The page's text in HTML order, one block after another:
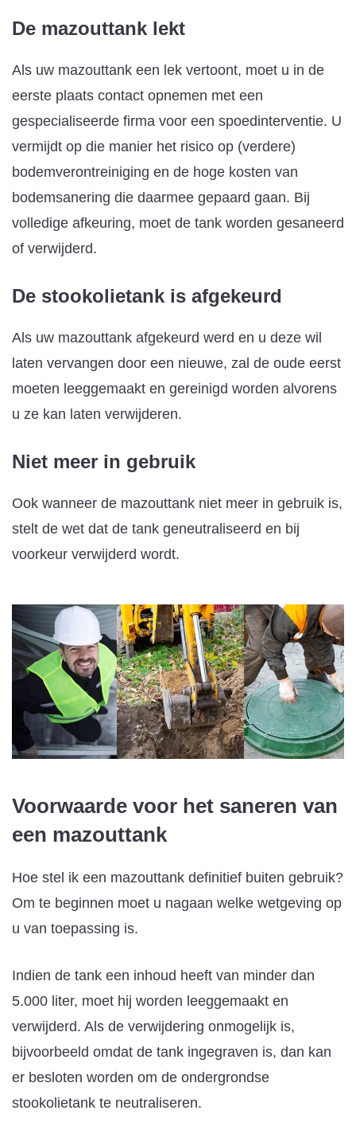
De mazouttank lekt
Als uw mazouttank een lek vertoont, moet u in de
eerste plaats contact opnemen met een
gespecialiseerde firma voor een spoedinterventie. U
vermijdt op die manier het risico op (verdere)
bodemverontreiniging en de hoge kosten van
bodemsanering die daarmee gepaard gaan. Bij
volledige afkeuring, moet de tank worden gesaneerd
of verwijderd.
De stookolietank is afgekeurd
Als uw mazouttank afgekeurd werd en u deze wil
laten vervangen door een nieuwe, zal de oude eerst
moeten leeggemaakt en gereinigd worden alvorens
u ze kan laten verwijderen.
Niet meer in gebruik
Ook wanneer de mazouttank niet meer in gebruik is,
stelt de wet dat de tank geneutraliseerd en bij
voorkeur verwijderd wordt.
Voorwaarde voor het saneren van
een mazouttank
Hoe stel ik een mazouttank definitief buiten gebruik?
Om te beginnen moet u nagaan welke wetgeving op
u van toepassing is.
Indien de tank een inhoud heeft van minder dan
5.000 liter, moet hij worden leeggemaakt en
verwijderd. Als de verwijdering onmogelijk is,
bijvoorbeeld omdat de tank ingegraven is, dan kan
er besloten worden om de ondergrondse
stookolietank te neutraliseren.